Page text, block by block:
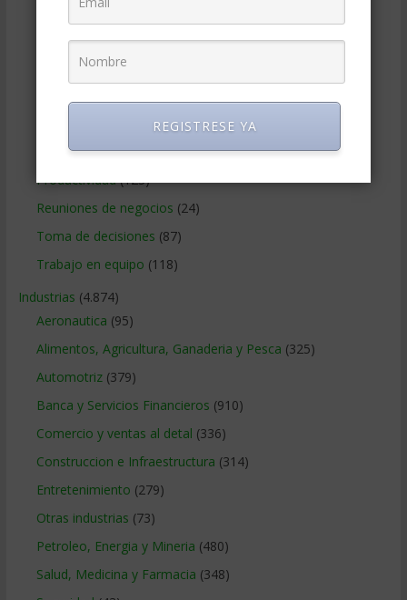
Liderazgo (331)
Manejo de crisis(60)
Manejo del estrés
Networking(49)
Productividad(123)
Reuniones de negocios (24)
Toma de decisiones (87)
Trabajo en equipo (118)
Industrias (4.874)
Aeronautica (95)
Alimentos, Agricultura, Ganaderia y Pesca (325)
Automotriz(379)
Banca y Servicios Financieros (910)
Comercio y ventas al detal (336)
Construccion e Infraestructura (314)
Entretenimiento (279)
Otras industrias (73)
Petroleo, Energia y Mineria (480)
Salud, Medicina y Farmacia (348)
REGISTRESE YA